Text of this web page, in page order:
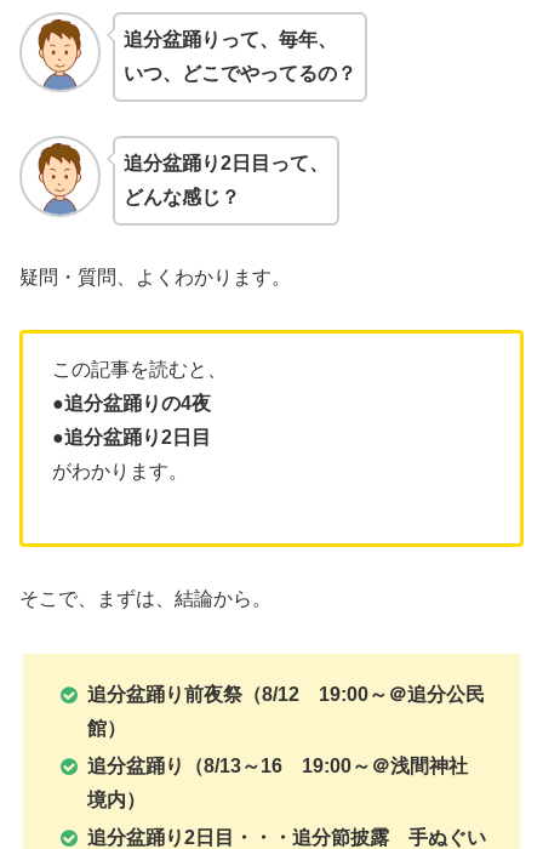
追分盆踊りって、毎年、
いつ、どこでやってるの？
追分盆踊り2日目って、
どんな感じ？
疑問・質問、よくわかります。
この記事を読むと、
●追分盆踊りの4夜
●追分盆踊り2日目
がわかります。
そこで、まずは、結論から。
追分盆踊り前夜祭（8/12 19:00～＠追分公民
館）
追分盆踊り（8/13～16 19:00～＠浅間神社
境内）
追分盆踊り2日目・・・追分節披露 手ぬぐい